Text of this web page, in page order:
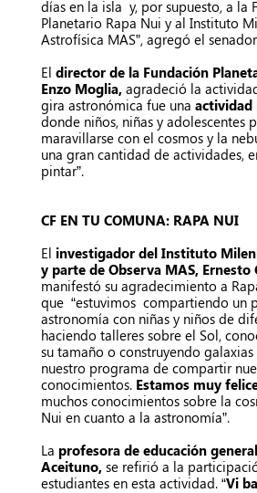
días en la isla y, por supuesto, a la
Planetario Rapa Nui y al Instituto
Astrofísica MAS”, agregó el
El director de la Fundación
Enzo Moglia, agradeció la
gira astronómica fue una actividad
donde niños, niñas y adolescentes
maravillarse con el cosmos y la
una gran cantidad de actividades,
pintar”.
CF EN TU COMUNA: RAPA NUI
El investigador del Instituto
y parte de Observa MAS, Ernesto
manifestó su agradecimiento a
que “estuvimos compartiendo un
astronomía con niñas y niños de
haciendo talleres sobre el Sol,
su tamaño o construyendo
nuestro programa de compartir
conocimientos. Estamos muy
muchos conocimientos sobre la
Nui en cuanto a la astronomía”.
La profesora de educación
Aceituno, se refirió a la
estudiantes en esta actividad. “Vi